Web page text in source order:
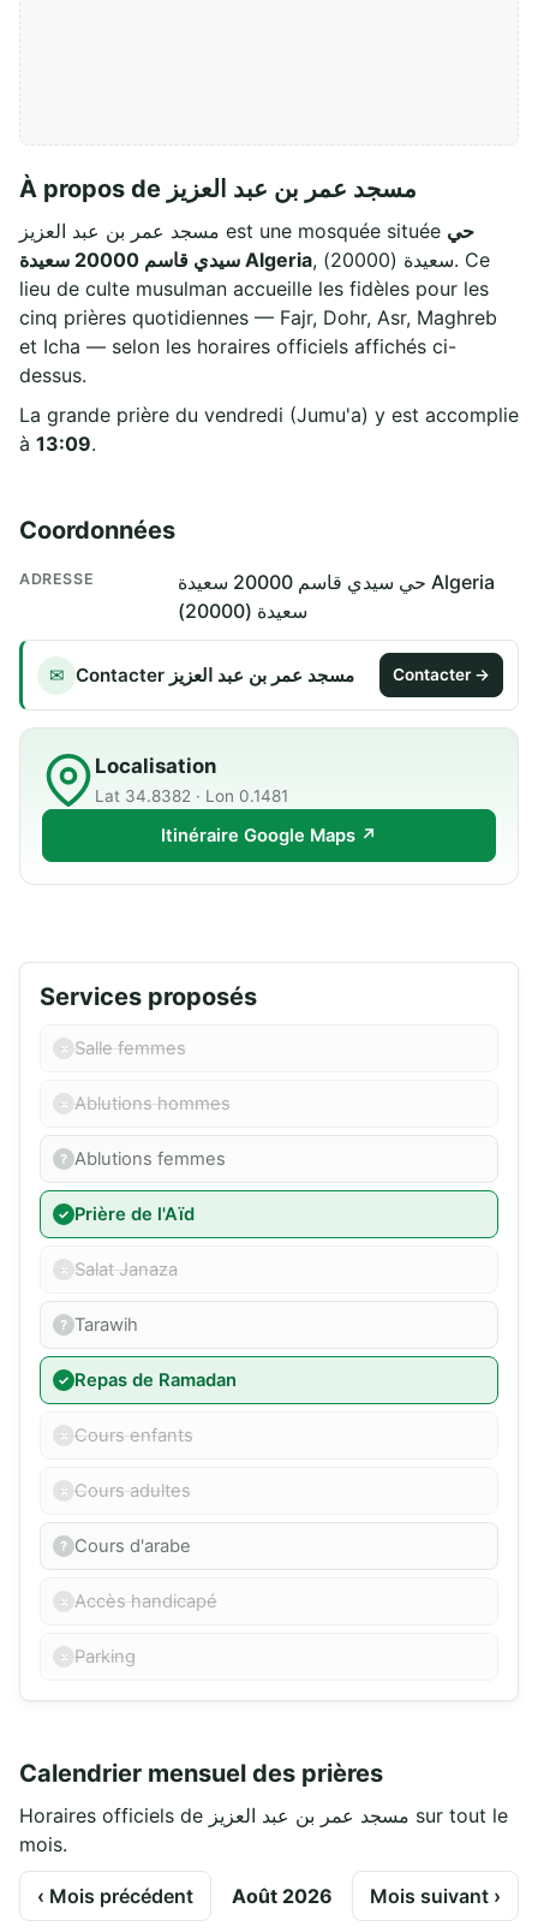
À propos de مسجد عمر بن عبد العزيز
مسجد عمر بن عبد العزيز est une mosquée située حي
سيدي قاسم 20000 سعيدة Algeria, سعيدة (20000). Ce
lieu de culte musulman accueille les fidèles pour les
cinq prières quotidiennes — Fajr, Dohr, Asr, Maghreb
et Icha — selon les horaires officiels affichés ci-
dessus.
La grande prière du vendredi (Jumu'a) y est accomplie
à 13:09.
Coordonnées
ADRESSE
حي سيدي قاسم 20000 سعيدة Algeria
سعيدة (20000)
✉ Contacter مسجد عمر بن عبد العزيز Contacter →
Localisation
Lat 34.8382 · Lon 0.1481
Itinéraire Google Maps ↗
Services proposés
Salle femmes
Ablutions hommes
Ablutions femmes
Prière de l'Aïd
Salat Janaza
Tarawih
Repas de Ramadan
Cours enfants
Cours adultes
Cours d'arabe
Accès handicapé
Parking
Calendrier mensuel des prières
Horaires officiels de مسجد عمر بن عبد العزيز sur tout le
mois.
‹ Mois précédent Août 2026 Mois suivant ›